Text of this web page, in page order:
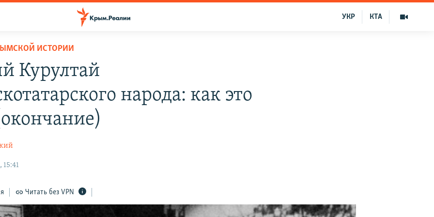
КТА
УКР
ИСТОРИИ
Курултай
народа: как это
15:41
Читать без VPN